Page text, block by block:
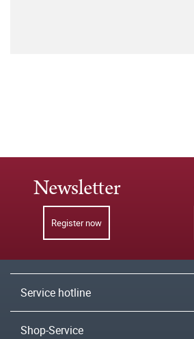
Newsletter
Register now
Service hotline
Shop-Service